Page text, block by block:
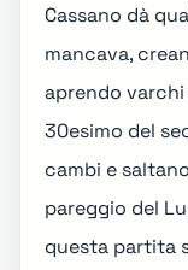
Cassano dà
mancava,
aprendo
30esimo del
cambi e
pareggio del
questa partita